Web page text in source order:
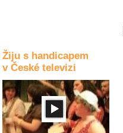
Žiju s handicapem
v České televizi